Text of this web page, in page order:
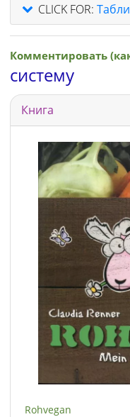
CLICK FOR:
Комментировать
систему
Книга
Rohvegan